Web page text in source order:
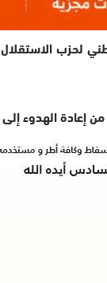
إعادة الهدوء